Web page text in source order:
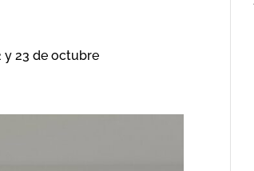
y 23 de octubre